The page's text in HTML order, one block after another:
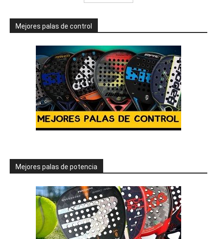
Mejores palas de control
Mejores palas de potencia